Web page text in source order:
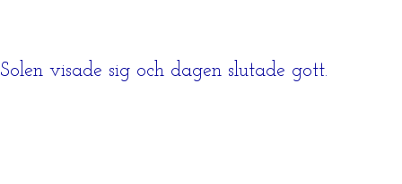
Solen visade sig och dagen slutade gott.